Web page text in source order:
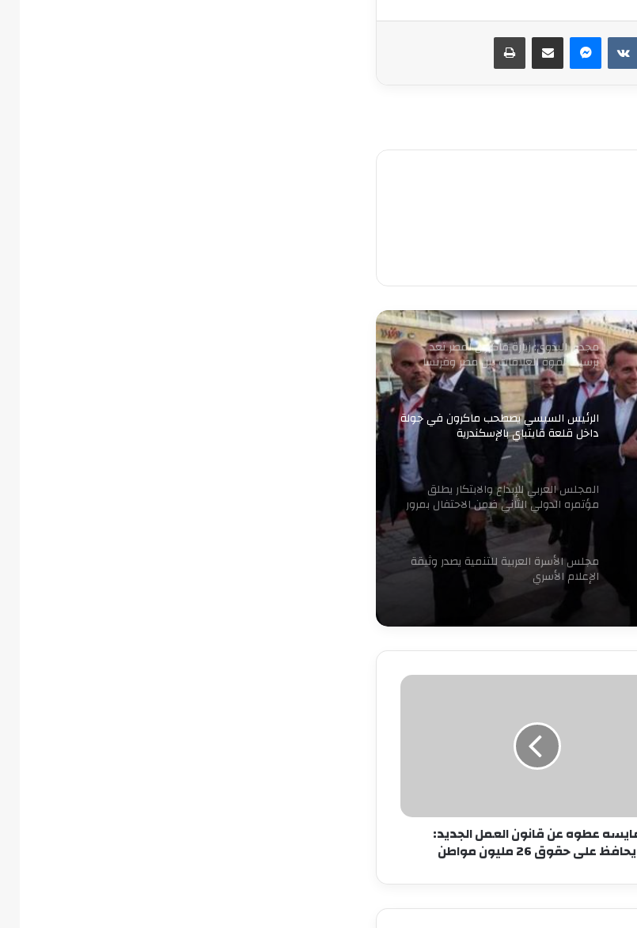
ماسنجر مشاركة عبر البريد طباعة
ابو عقيل والحمزاوي يهنئان رافت السمان
بتوليه منصب وكيل تضامن الجيزه ويبحثان
سبل التعاون بينهما
وعملوها ازاي
أول مدرسة لصناعة غذاء المستقبل
مجدى البدوي: زيارة ماكرون لمصر تعد
ترسيخا لقوة العلاقات بين مصر وفرنسا
الرئيس السيسي يصطحب ماكرون في جولة
داخل قلعة قايتباي بالإسكندرية
المجلس العربي للإبداع والابتكار يطلق
مؤتمره الدولي الثاني ضمن الاحتفال بمرور
16 عاما للتنمية المستدامة
مجلس الأسرة العربية للتنمية يصدر وثيقة
الإعلام الأسري
7 سبتمبر.. حفل توقيع ومناقشة كتاب
“قبل المأذون” للدكتورة آمال إبراهيم
ابو عقيل والحمزاوي يهنئان رافت السمان
طاقة نور تعاون جديد بين بإيدي مصرية
وعملوها ازاي
عطوه عن قانون العمل الجديد:
يحافظ على حقوق 26 مليون مواطن